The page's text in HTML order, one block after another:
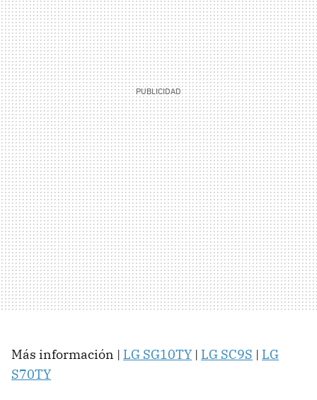
Más información | LG SG10TY | LG SC9S | LG
S70TY